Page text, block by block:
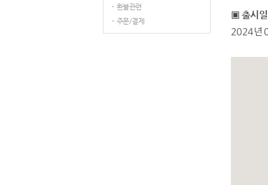
환불관련
주문/결제
​▣ ​ 출시일
2024년